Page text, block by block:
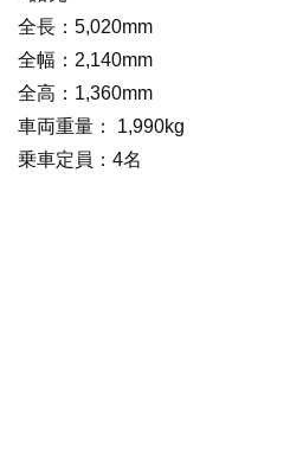
全長：5,020mm
全幅：2,140mm
全高：1,360mm
車両重量： 1,990kg
乗車定員：4名